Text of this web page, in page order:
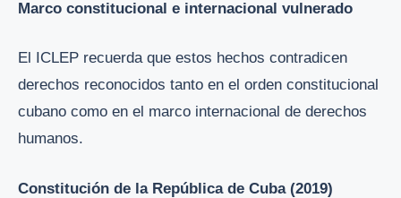
Marco constitucional e internacional vulnerado
El ICLEP recuerda que estos hechos contradicen
derechos reconocidos tanto en el orden constitucional
cubano como en el marco internacional de derechos
humanos.
Constitución de la República de Cuba (2019)